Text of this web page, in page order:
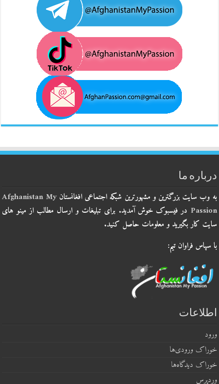
درباره ما
به وب سایت بزرگترین و مشهورترین شبکه اجتماعی افغانستانAfghanistan My
Passion در فیسبوک خوش آمدید. برای تبلیغات و ارسال مطالب از مینو های
سایت کار بگیرید و معلومات حاصل کنید.
با سپاس فراوان تیم:
اطلاعات
ورود
خوراک ورودی‌ها
خوراک دیدگاه‌ها
وردپرس